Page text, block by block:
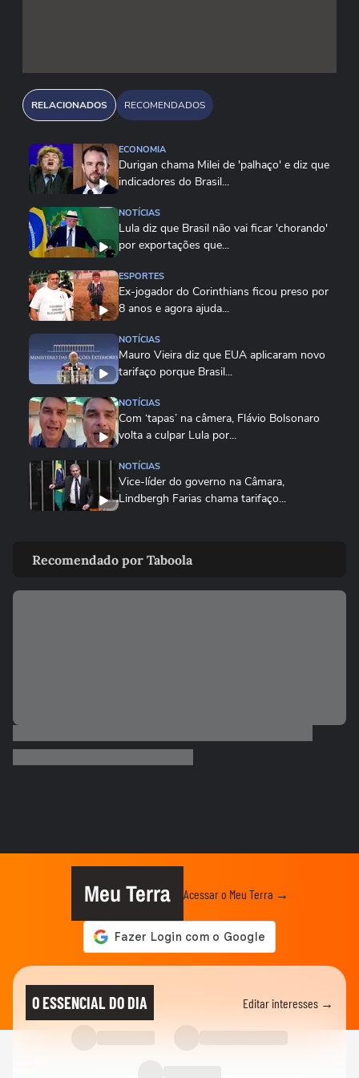
diferenciar perfis, enriquecer dinâmicas de grupo
e trazer perspectivas originais para desafios
complexos.
RELACIONADOS RECOMENDADOS
ECONOMIA
Durigan chama Milei de 'palhaço' e diz que
indicadores do Brasil...
NOTÍCIAS
Lula diz que Brasil não vai ficar 'chorando'
por exportações que...
ESPORTES
Ex-jogador do Corinthians ficou preso por
8 anos e agora ajuda...
NOTÍCIAS
Mauro Vieira diz que EUA aplicaram novo
tarifaço porque Brasil...
NOTÍCIAS
Com ‘tapas’ na câmera, Flávio Bolsonaro
volta a culpar Lula por...
NOTÍCIAS
Vice-líder do governo na Câmara,
Lindbergh Farias chama tarifaço...
lastimável' e que acionará...
ECONOMIA
sua essência” | Marina...
Flávio Bolsonaro cita eleições no Brasil e
diz em audiência nos...
Flávio Bolsonaro critica Lula antes de
participar de audiência...
Lula reage a documento enviado por
Recomendado por Taboola
Meu Terra Acessar o Meu Terra →
O ESSENCIAL DO DIA Editar interesses →